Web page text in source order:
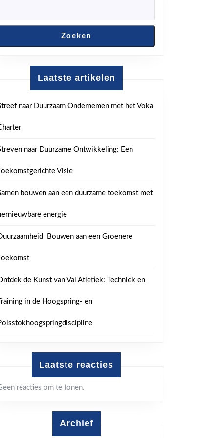
Zoeken
Laatste artikelen
naar Duurzaam Ondernemen met het Voka
naar Duurzame Ontwikkeling: Een
Toekomstgerichte Visie
bouwen aan een duurzame toekomst met
energie
Bouwen aan een Groenere
Toekomst
de Kunst van Val Atletiek: Techniek en
Training in de Hoogspring- en
Laatste reacties
reacties om te tonen.
Archief